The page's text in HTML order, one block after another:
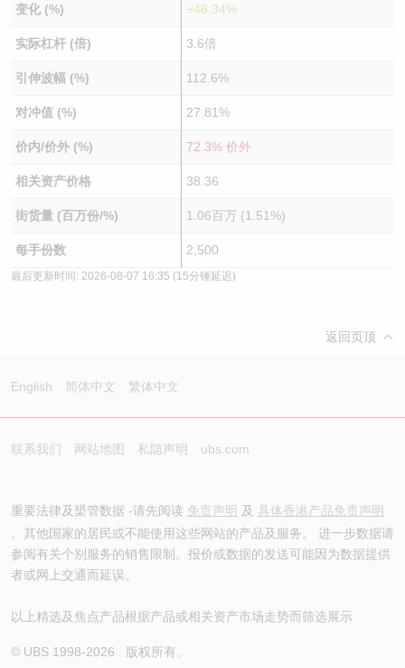
变化 (%) +46.34%
实际杠杆 (倍) 3.6倍
引伸波幅 (%) 112.6%
对冲值 (%) 27.81%
价内/价外 (%) 72.3% 价外
相关资产价格 38.36
街货量 (百万份/%) 1.06百万 (1.51%)
每手份数 2,500
最后更新时间: 2026-08-07 16:35 (15分锺延迟)
返回页顶
English 简体中文 繁体中文
联系我们 网站地图 私隐声明 ubs.com
重要法律及槼管数据 -请先阅读 免责声明 及 具体香港产品免责声明
。其他国家的居民或不能使用这些网站的产品及服务。 进一步数据请
参阅有关个别服务的销售限制。报价或数据的发送可能因为数据提供
者或网上交通而延误。
以上精选及焦点产品根据产品或相关资产市场走势而筛选展示
© UBS 1998-2026 . 版权所有。